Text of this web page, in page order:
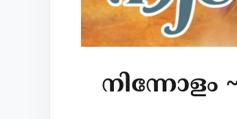
നിന്നോളം